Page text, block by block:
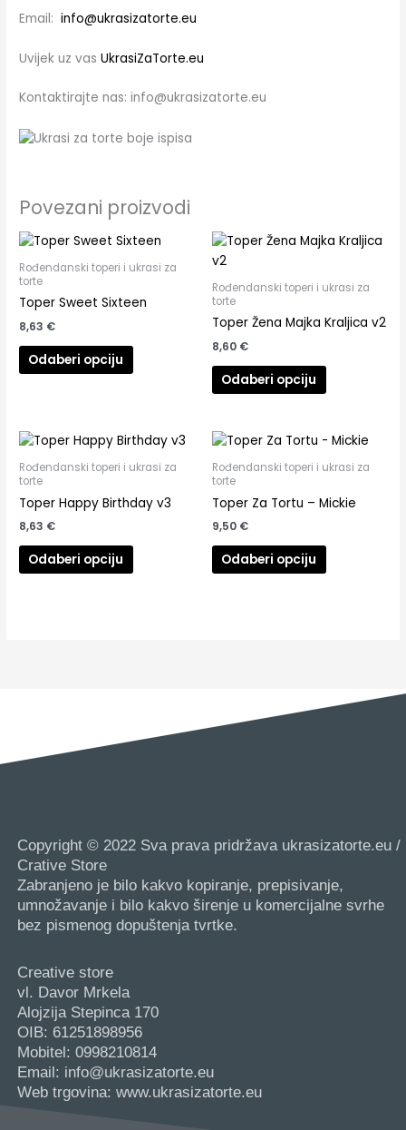
Email:info@ukrasizatorte.eu
Uvijek uz vasUkrasiZaTorte.eu
Kontaktirajte nas: info@ukrasizatorte.eu
Povezani proizvodi
Rođendanski toperi i ukrasi za
torte
Toper Sweet Sixteen
8,63 €
Odaberi opciju
Rođendanski toperi i ukrasi za
torte
Toper Žena Majka Kraljica v2
8,60 €
Odaberi opciju
Rođendanski toperi i ukrasi za
torte
Toper Happy Birthday v3
8,63 €
Odaberi opciju
Rođendanski toperi i ukrasi za
torte
Toper Za Tortu – Mickie
9,50 €
Odaberi opciju
Copyright © 2022 Sva prava pridržava ukrasizatorte.eu /
Crative Store
Zabranjeno je bilo kakvo kopiranje, prepisivanje,
umnožavanje i bilo kakvo širenje u komercijalne svrhe
bez pismenog dopuštenja tvrtke.
Creative store
vl. Davor Mrkela
Alojzija Stepinca 170
OIB: 61251898956
Mobitel: 0998210814
Email: info@ukrasizatorte.eu
Web trgovina: www.ukrasizatorte.eu